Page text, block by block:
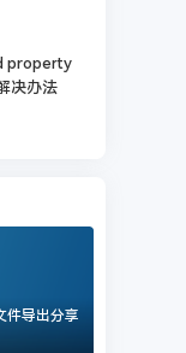
property
决办法
件导出分享